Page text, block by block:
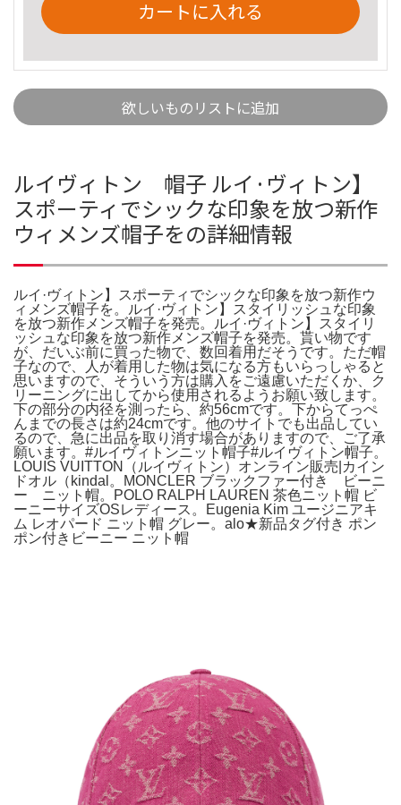
カートに入れる
欲しいものリストに追加
ルイヴィトン 帽子 ルイ·ヴィトン】
スポーティでシックな印象を放つ新作
ウィメンズ帽子をの詳細情報
ルイ·ヴィトン】スポーティでシックな印象を放つ新作ウ
ィメンズ帽子を。ルイ·ヴィトン】スタイリッシュな印象
を放つ新作メンズ帽子を発売。ルイ·ヴィトン】スタイリ
ッシュな印象を放つ新作メンズ帽子を発売。貰い物です
が、だいぶ前に買った物で、数回着用だそうです。ただ帽
子なので、人が着用した物は気になる方もいらっしゃると
思いますので、そういう方は購入をご遠慮いただくか、ク
リーニングに出してから使用されるようお願い致します。
下の部分の内径を測ったら、約56cmです。下からてっぺ
んまでの長さは約24cmです。他のサイトでも出品してい
るので、急に出品を取り消す場合がありますので、ご了承
願います。#ルイヴィトンニット帽子#ルイヴィトン帽子。
LOUIS VUITTON（ルイヴィトン）オンライン販売|カイン
ドオル（kindal。MONCLER ブラックファー付き ビーニ
ー ニット帽。POLO RALPH LAUREN 茶色ニット帽 ビ
ーニーサイズOSレディース。Eugenia Kim ユージニアキ
ム レオパード ニット帽 グレー。alo★新品タグ付き ポン
ポン付きビーニー ニット帽